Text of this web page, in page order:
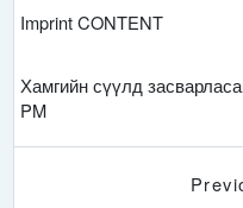
Imprint CONTENT
Хамгийн сүүлд
PM